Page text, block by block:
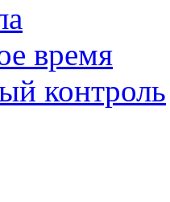
время
контроль